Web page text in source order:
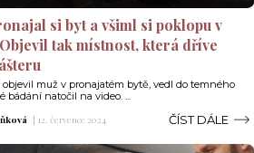
si byt a všiml si poklopu v
tak místnost, která dříve
objevil muž v pronajatém bytě, vedl do temného
bádání natočil na video. ...
| 12. července 2024 ČÍST DÁLE